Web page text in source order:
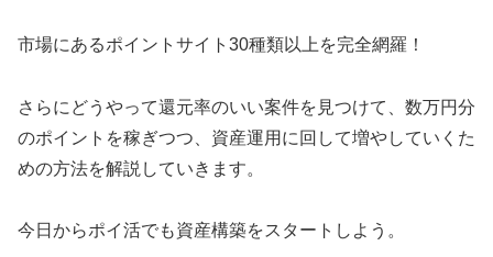
市場にあるポイントサイト30種類以上を完全網羅！
さらにどうやって還元率のいい案件を見つけて、数万円分
のポイントを稼ぎつつ、資産運用に回して増やしていくた
めの方法を解説していきます。
今日からポイ活でも資産構築をスタートしよう。